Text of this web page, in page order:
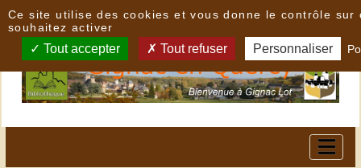
Ce site utilise des cookies et vous donne le contrôle sur
souhaitez activer
Tout accepter Tout refuser Personnaliser